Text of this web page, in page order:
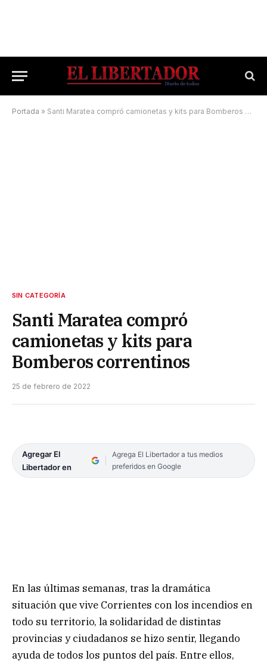
Portada » Santi Maratea compró camionetas y kits para Bomberos correntinos
SIN CATEGORÍA
Santi Maratea compró
camionetas y kits para
Bomberos correntinos
25 de febrero de 2022
Agregar El
Libertador en
Agrega El Libertador a tus medios
preferidos en Google
En las últimas semanas, tras la dramática
situación que vive Corrientes con los incendios en
todo su territorio, la solidaridad de distintas
provincias y ciudadanos se hizo sentir, llegando
ayuda de todos los puntos del país. Entre ellos,